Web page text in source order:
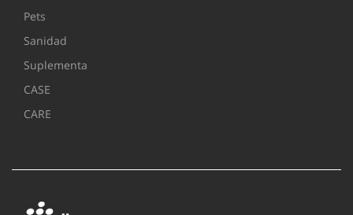
Pets
Sanidad
Suplementa
CASE
CARE